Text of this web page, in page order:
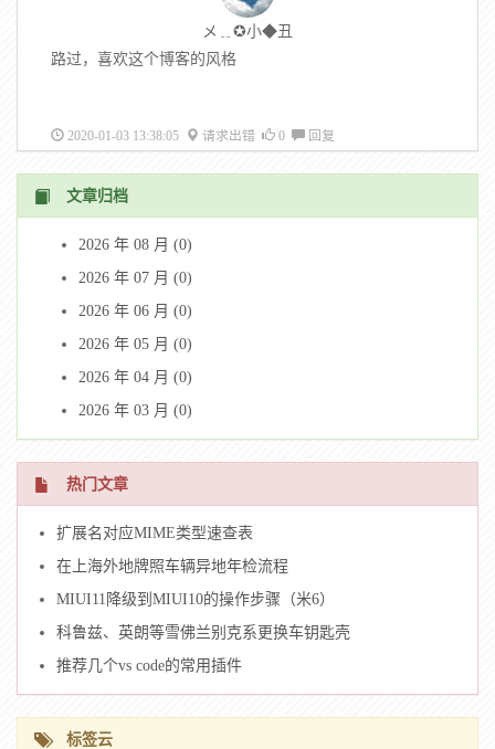
メ﹎✪小◆丑
路过，喜欢这个博客的风格
2020-01-03 13:38:05 请求出错 0 回复
文章归档
2026 年 08 月 (0)
2026 年 07 月 (0)
2026 年 06 月 (0)
2026 年 05 月 (0)
2026 年 04 月 (0)
2026 年 03 月 (0)
热门文章
扩展名对应MIME类型速查表
在上海外地牌照车辆异地年检流程
MIUI11降级到MIUI10的操作步骤（米6）
科鲁兹、英朗等雪佛兰别克系更换车钥匙壳
推荐几个vs code的常用插件
标签云